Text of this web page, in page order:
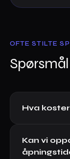
OFTE STILTE
Hva
Kan vi